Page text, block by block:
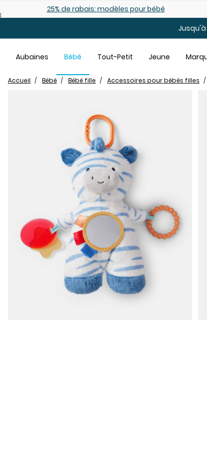
25% de rabais: modèles pour bébé
Jusqu'à
Aubaines Bébé Tout-Petit Jeune
Accueil Bébé Bébé fille Accessoires pour bébés filles